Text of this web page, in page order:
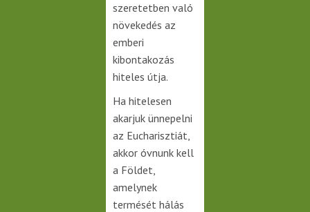
szeretetben való
növekedés az
emberi
kibontakozás
hiteles útja.
Ha hitelesen
akarjuk ünnepelni
az Eucharisztiát,
akkor óvnunk kell
a Földet,
amelynek
termését hálás